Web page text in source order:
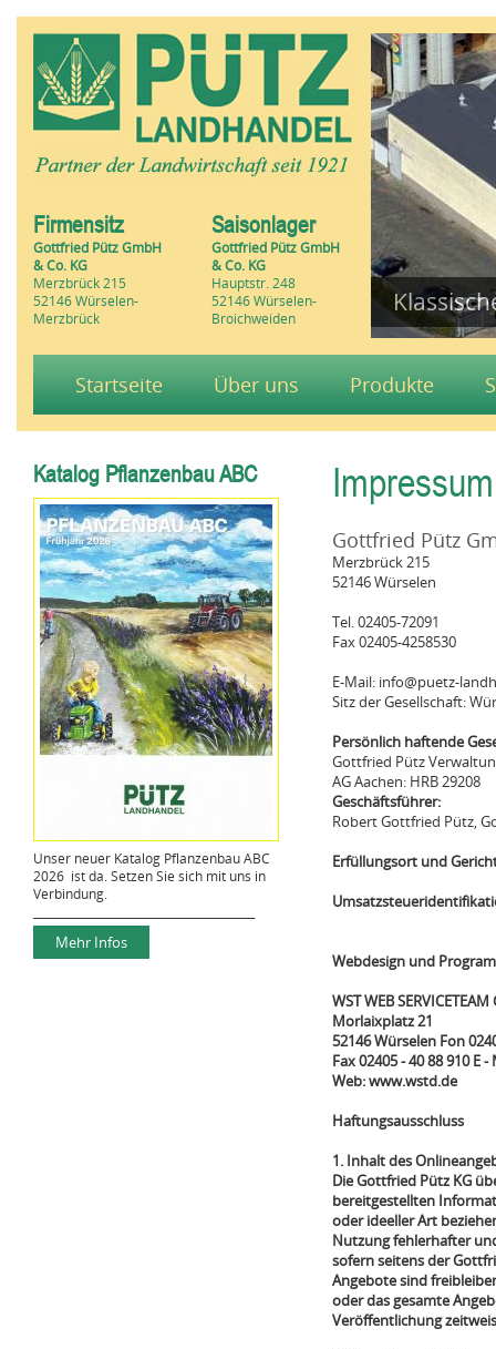
Firmensitz
Gottfried Pütz GmbH
& Co. KG
Merzbrück 215
52146 Würselen-
Merzbrück
Saisonlager
Gottfried Pütz GmbH
& Co. KG
Hauptstr. 248
52146 Würselen-
Broichweiden
Startseite Über uns Produkte
Katalog Pflanzenbau ABC
Unser neuer Katalog Pflanzenbau ABC
2026 ist da. Setzen Sie sich mit uns in
Verbindung.
Mehr Infos
Impressum
Gottfried Pütz
Merzbrück 215
52146 Würselen
Tel. 02405-72091
Fax 02405-4258530
E-Mail: info@puetz-
Sitz der Gesellschaft:
Persönlich haftende
Gottfried Pütz
AG Aachen: HRB 29208
Geschäftsführer:
Robert Gottfried Pütz,
Erfüllungsort und
Webdesign und
WST WEB
Morlaixplatz 21
52146 Würselen Fon
Fax 02405 - 40 88 910 E
Web: www.wstd.de
Haftungsausschluss
1. Inhalt des
Die Gottfried Pütz KG
bereitgestellten
oder ideeller Art
Nutzung fehlerhafter
sofern seitens der
Angebote sind
oder das gesamte
Veröffentlichung